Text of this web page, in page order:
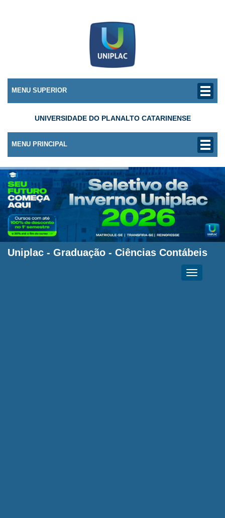
MENU SUPERIOR
UNIVERSIDADE DO PLANALTO CATARINENSE
MENU PRINCIPAL
Uniplac - Graduação - Ciências Contábeis
Toggle
navigation